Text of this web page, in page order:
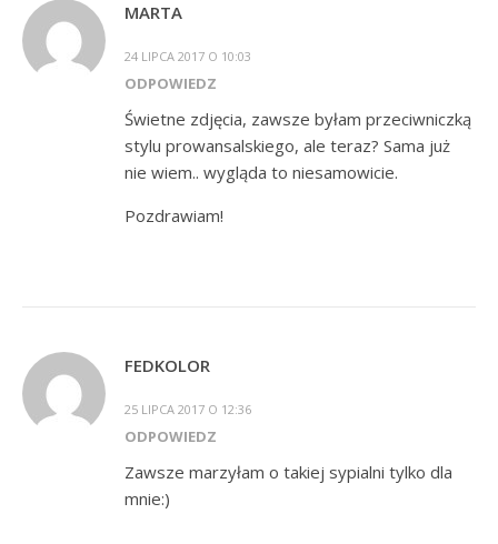
MARTA
24 LIPCA 2017 O 10:03
ODPOWIEDZ
Świetne zdjęcia, zawsze byłam przeciwniczką
stylu prowansalskiego, ale teraz? Sama już
nie wiem.. wygląda to niesamowicie.
Pozdrawiam!
FEDKOLOR
25 LIPCA 2017 O 12:36
ODPOWIEDZ
Zawsze marzyłam o takiej sypialni tylko dla
mnie:)